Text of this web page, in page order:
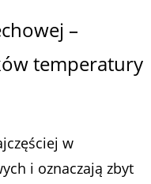
–
temperatury
w
i oznaczają zbyt